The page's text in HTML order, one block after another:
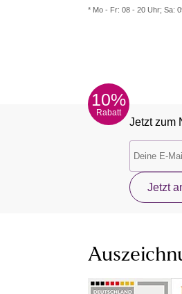
* Mo - Fr: 08 - 20 Uhr; Sa:
10%
Rabatt
Jetzt zum
Jetzt